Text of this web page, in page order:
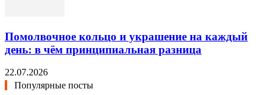
Помолвочное кольцо и украшение на каждый
день: в чём принципиальная разница
22.07.2026
Популярные посты